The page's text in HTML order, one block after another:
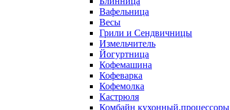
Вафельница
Весы
Грили и Сендвичницы
Измельчитель
Йогуртница
Кофемашина
Кофеварка
Кофемолка
Кастрюля
Комбайн кухонный,процессоры